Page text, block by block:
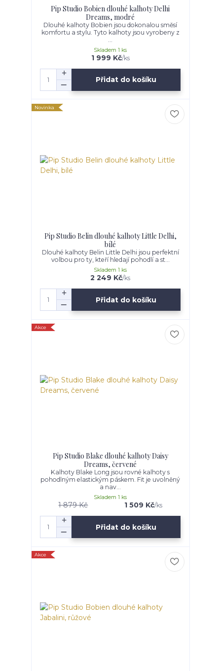
Pip Studio Bobien dlouhé kalhoty Delhi
Dreams, modré
Dlouhé kalhoty Bobien jsou dokonalou směsí
komfortu a stylu. Tyto kalhoty jsou vyrobeny z
1 999 Kč/ks
Skladem 1 ks
Přidat do košíku
Novinka
Pip Studio Belin dlouhé kalhoty Little Delhi,
bílé
Dlouhé kalhoty Belin Little Delhi jsou perfektní
volbou pro ty, kteří hledají pohodlí a st...
2 249 Kč/ks
Skladem 1 ks
Přidat do košíku
Akce
Pip Studio Blake dlouhé kalhoty Daisy
Dreams, červené
Kalhoty Blake Long jsou rovné kalhoty s
pohodlným elastickým páskem. Fit je uvolněný
a nav...
1 879 Kč 1 509 Kč/ks
Skladem 1 ks
Přidat do košíku
Akce